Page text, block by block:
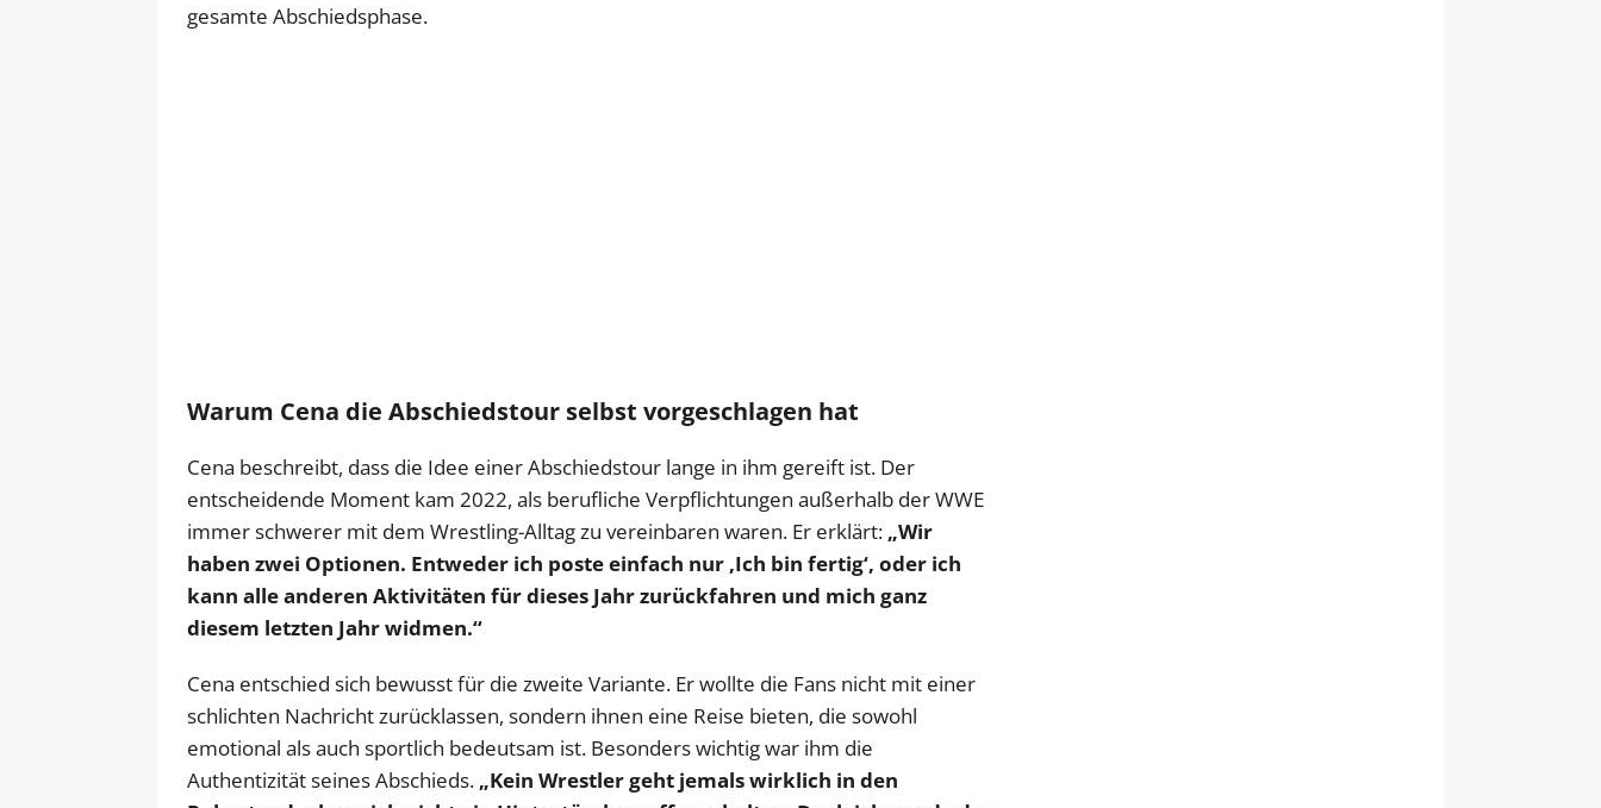
gesamte Abschiedsphase.
Warum Cena die Abschiedstour selbst vorgeschlagen hat
Cena beschreibt, dass die Idee einer Abschiedstour lange in ihm gereift ist. Der
entscheidende Moment kam 2022, als berufliche Verpflichtungen außerhalb der WWE
immer schwerer mit dem Wrestling-Alltag zu vereinbaren waren. Er erklärt: „Wir
haben zwei Optionen. Entweder ich poste einfach nur ‚Ich bin fertig‘, oder ich
kann alle anderen Aktivitäten für dieses Jahr zurückfahren und mich ganz
diesem letzten Jahr widmen.“
Cena entschied sich bewusst für die zweite Variante. Er wollte die Fans nicht mit einer
schlichten Nachricht zurücklassen, sondern ihnen eine Reise bieten, die sowohl
emotional als auch sportlich bedeutsam ist. Besonders wichtig war ihm die
Authentizität seines Abschieds. „Kein Wrestler geht jemals wirklich in den